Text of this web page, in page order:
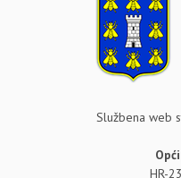
Službena web
HR-